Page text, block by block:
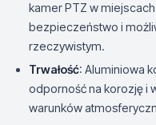
kamer PTZ w
bezpieczeństwo i
rzeczywistym.
Trwałość: Aluminiowa
odporność na korozję i
warunków